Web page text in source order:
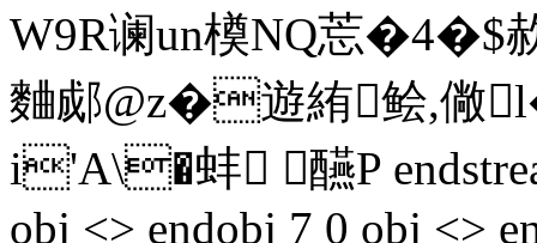
W9R谰un橂NQ莣�4�$
麯郕@z�遊絠鲙,僘
i'A\�蚌 醼P
obj <> endobj 7 0 obj <>